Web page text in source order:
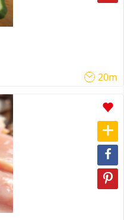
20m